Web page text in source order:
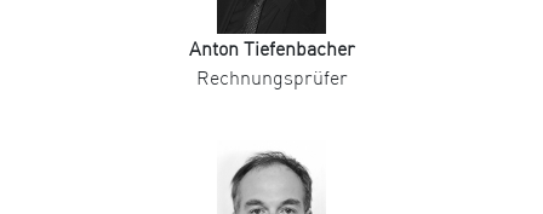
Anton Tiefenbacher
Rechnungsprüfer